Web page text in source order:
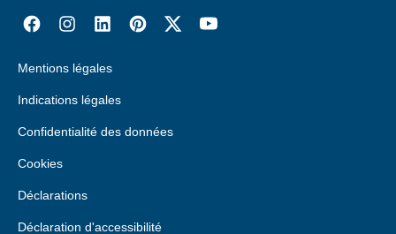
Mentions légales
Indications légales
Confidentialité des données
Cookies
Déclarations
Déclaration d'accessibilité